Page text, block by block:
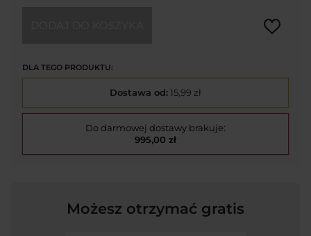
DLA TEGO PRODUKTU:
Dostawa od:15,99 zł
Do darmowej dostawy brakuje:
995,00 zł
Możesz otrzymać gratis